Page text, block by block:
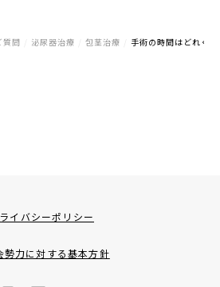
質問 泌尿器治療 包茎治療 手術の時間はどれく
イバシーポリシー
勢力に対する基本方針